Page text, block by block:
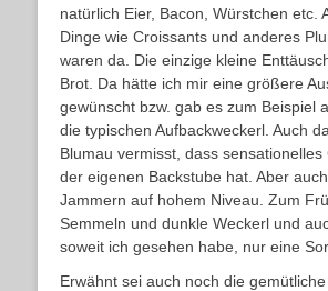
natürlich Eier, Bacon, Würstchen etc.
Dinge wie Croissants und anderes
waren da. Die einzige kleine
Brot. Da hätte ich mir eine größere
gewünscht bzw. gab es zum Beispiel
die typischen Aufbackweckerl. Auch
Blumau vermisst, dass sensationelles
der eigenen Backstube hat. Aber
Jammern auf hohem Niveau. Zum
Semmeln und dunkle Weckerl und
soweit ich gesehen habe, nur eine
Erwähnt sei auch noch die